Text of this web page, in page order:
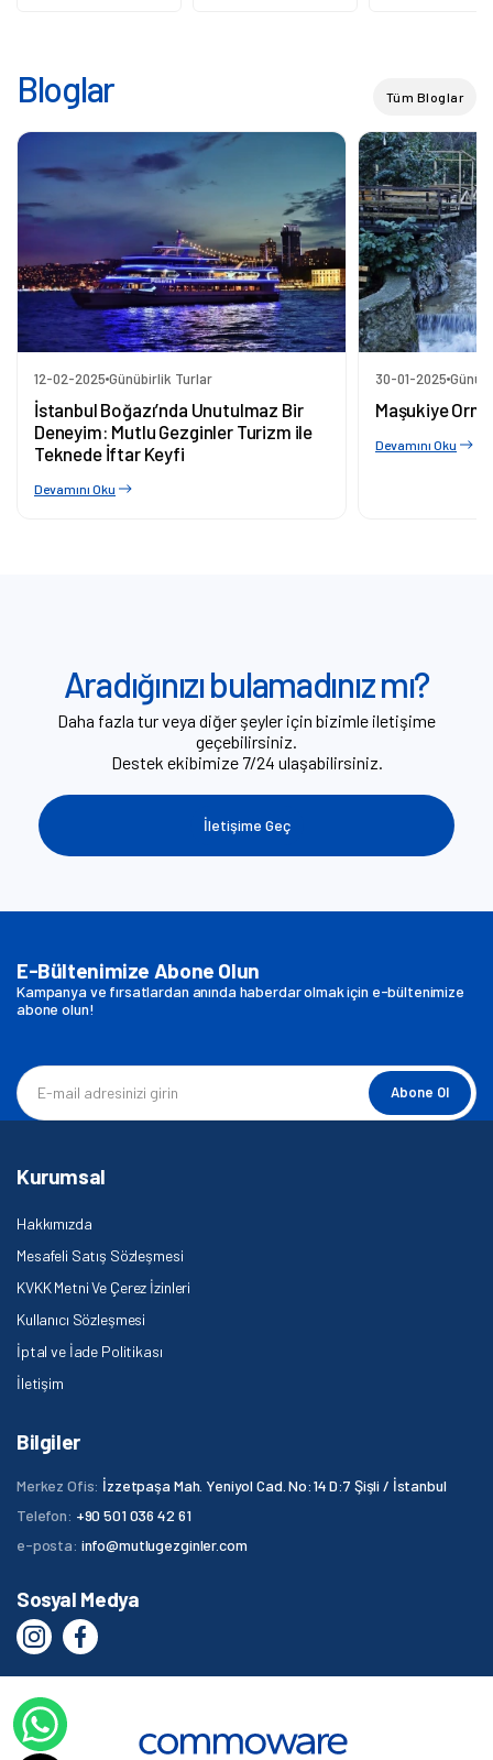
Bloglar Tüm Bloglar
12-02-2025 Günübirlik Turlar
İstanbul Boğazı’nda Unutulmaz Bir
Deneyim: Mutlu Gezginler Turizm ile
Teknede İftar Keyfi
Devamını Oku
30-01-2025
Maşukiye
Devamını Oku
Aradığınızı bulamadınız mı?
Daha fazla tur veya diğer şeyler için bizimle iletişime
geçebilirsiniz.
Destek ekibimize 7/24 ulaşabilirsiniz.
İletişime Geç
E-Bültenimize Abone Olun
Kampanya ve fırsatlardan anında haberdar olmak için e-bültenimize
abone olun!
Abone Ol
Kurumsal
Hakkımızda
Mesafeli Satış Sözleşmesi
KVKK Metni Ve Çerez İzinleri
Kullanıcı Sözleşmesi
İptal ve İade Politikası
İletişim
Bilgiler
Merkez Ofis: İzzetpaşa Mah. Yeniyol Cad. No:14 D:7 Şişli / İstanbul
Telefon: +90 501 036 42 61
e-posta: info@mutlugezginler.com
Sosyal Medya